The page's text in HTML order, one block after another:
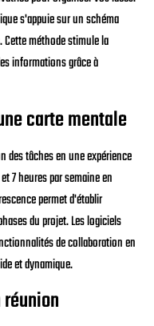
s'appuie sur un schéma
méthode stimule la
informations grâce à
carte mentale
des tâches en une expérience
7 heures par semaine en
permet d'établir
du projet. Les logiciels
de collaboration en
et dynamique.